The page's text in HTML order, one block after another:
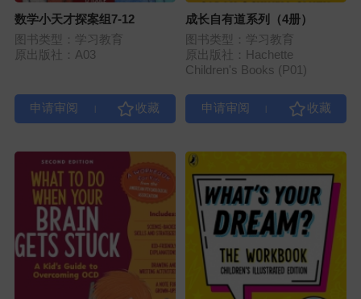
数学小天才探案组7-12
图书类型：学习教育
原出版社：A03
成长自有道系列（4册）
图书类型：学习教育
原出版社：Hachette
Children's Books (P01)